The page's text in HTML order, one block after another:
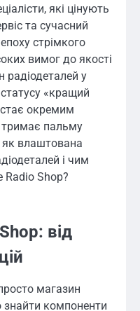
які цінують
та сучасний
стрімкого
вимог до якості
радіодеталей у
«кращий
стає окремим
пальму
як влаштована
і чим
Shop?
від
магазин
знайти компоненти